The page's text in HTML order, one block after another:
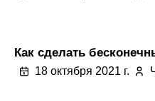
Как сделать
18 октября 2021 г.